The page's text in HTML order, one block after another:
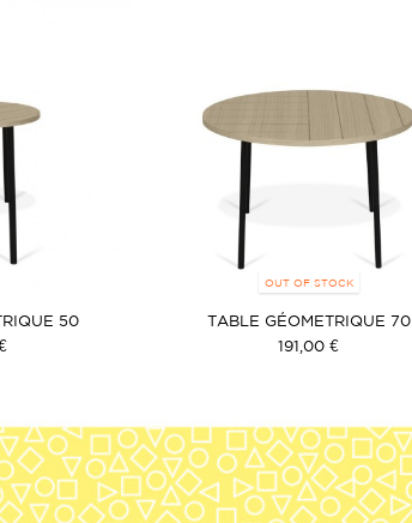
50
OUT OF STOCK
TABLE GÉOMETRIQUE 70
191,00 €